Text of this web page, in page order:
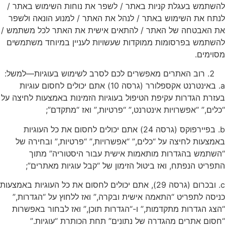
להשתמש בעגלת קניות באתר / לשפר את נוחות השימוש באתר /
לנתח את השימוש באתר / לנהל את האתר / למנוע הונאה ולשפר
את האבטחה של האתר / להתאים אישית את האתר לכל משתמש /
להשתמש בפרסומות ממוקדות שעשויות לעניין במיוחד משתמשים
מסוימים.
רוב האתרים מאפשרים לכם לסרב לשימוש בעוגיות—למשל:
a. באינטרנט אקספלורר (גרסה 10) אתם יכולים לחסום עוגיות
בעזרת הגדרות עקיפת הטיפול בעוגיות הזמינות באמצעות לחיצה על
“כלים,” “אפשרויות אינטרנט,” “פרטיות,” ואז “מתקדם”;
b. בפיירפוקס (גרסה 24) אתם יכולים לחסום את כל העוגיות
באמצעות לחיצה על “כלים,” “אפשרויות,” “פרטיות,” ובחירה של
“השתמש בהגדרות מותאמות אישית עבור היסטוריה” מתוך
התפריט הנפתח, ואז ביטול הזימון של “קבל עוגיות מאתרים”;
c. ובכרום (גרסה 29), אתם יכולים לחסום את כל העוגיות באמצעות
כניסה לתפריט “התאמה אישית ובקרה,” ואז ללחוץ על “הגדרות,”
“הצג הגדרות מתקדמות,” ו-“הגדרות תוכן,” ואז לבחור באפשרות
“חסום אתרים מהגדרה של נתונים” תחת הכותרת “עוגיות.”